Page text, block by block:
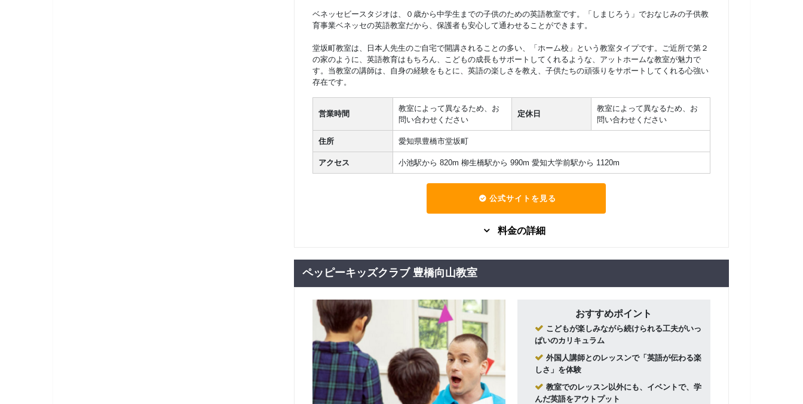
ベネッセビースタジオは、０歳から中学生までの子供のための英語教室です。「しまじろう」でおなじみの子供教
育事業ベネッセの英語教室だから、保護者も安心して通わせることができます。
堂坂町教室は、日本人先生のご自宅で開講されることの多い、「ホーム校」という教室タイプです。ご近所で第２
の家のように、英語教育はもちろん、こどもの成長もサポートしてくれるような、アットホームな教室が魅力で
す。当教室の講師は、自身の経験をもとに、英語の楽しさを教え、子供たちの頑張りをサポートしてくれる心強い
存在です。
営業時間
教室によって異なるため、お
問い合わせください
定休日
教室によって異なるため、お
問い合わせください
住所 愛知県豊橋市堂坂町
アクセス 小池駅から 820m 柳生橋駅から 990m 愛知大学前駅から 1120m
公式サイトを見る
料金の詳細
年中・年長）日本人
グループレッスン 子供向け
7,260 円(税込) / 月
回数：4 / 1セッション50分
小学１・２年生（日
本人講師スタンダー
ド）
グループレッスン 子供向け
7,260 円(税込) / 月
回数：4 / 1セッション60分
小学３・４年生（日
本人講師スタンダー
ド）
グループレッスン 子供向け
7,260 円(税込) / 月
回数：4 / 1セッション60分
ペッピーキッズクラブ 豊橋向山教室
おすすめポイント
こどもが楽しみながら続けられる工夫がいっ
ぱいのカリキュラム
外国人講師とのレッスンで「英語が伝わる楽
しさ」を体験
教室でのレッスン以外にも、イベントで、学
んだ英語をアウトプット